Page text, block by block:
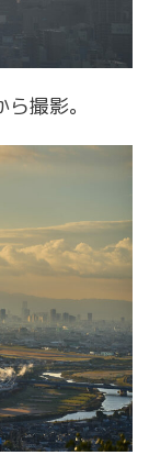
撮影。